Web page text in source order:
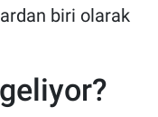
biri olarak